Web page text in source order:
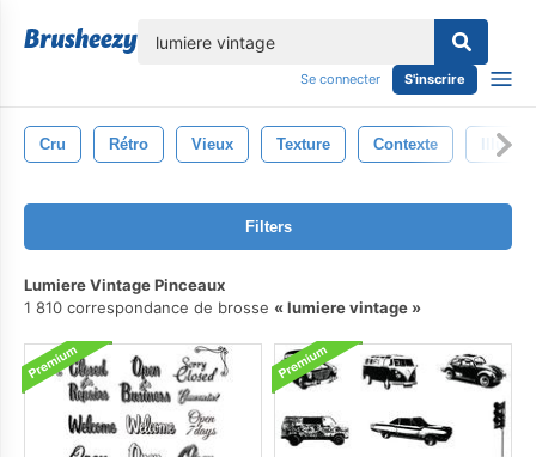
Se connecter S'inscrire
Cru Rétro Vieux Texture Contexte
Filters
Lumiere Vintage Pinceaux
1 810 correspondance de brosse
lumiere vintage